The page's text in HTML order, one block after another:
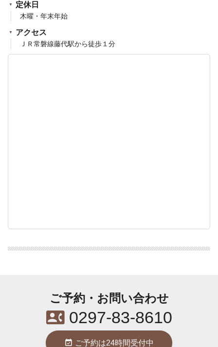
定休日
木曜・年末年始
アクセス
ＪＲ常磐線藤代駅から徒歩１分
ご予約・お問い合わせ
contact_phone0297-83-8610
event_available ご予約は24時間受付中